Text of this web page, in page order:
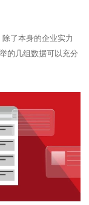
了本身的企业实力
的几组数据可以充分